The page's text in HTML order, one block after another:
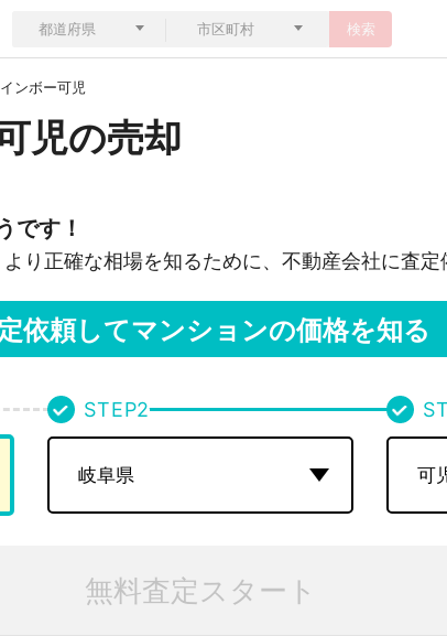
検索
ンボー可児
児の売却
です！
り正確な相場を知るために、不動産会社に査
依頼してマンションの価格を知る
STEP2
無料査定スタート